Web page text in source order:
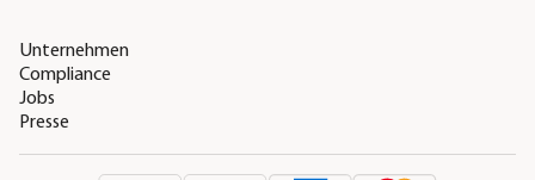
Unternehmen
Compliance
Jobs
Presse